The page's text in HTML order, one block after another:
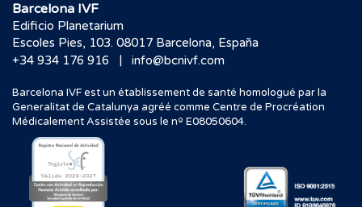
Barcelona IVF
Edificio Planetarium
Escoles Pies, 103. 08017 Barcelona, España
+34 934 176 916
| info@bcnivf.com
Barcelona IVF est un établissement de santé homologué par la
Generalitat de Catalunya agréé comme Centre de Procréation
Médicalement Assistée sous le nº E08050604.